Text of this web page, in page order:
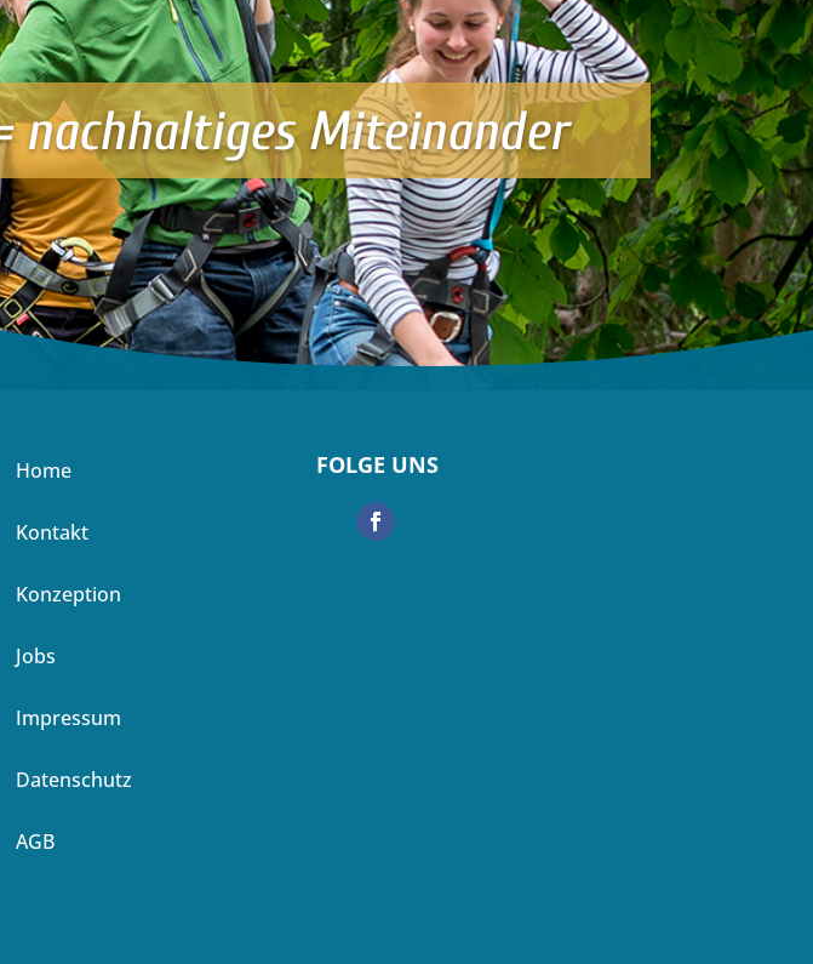
nachhaltiges Miteinander
Home
Kontakt
Konzeption
Jobs
Impressum
Datenschutz
AGB
FOLGE UNS